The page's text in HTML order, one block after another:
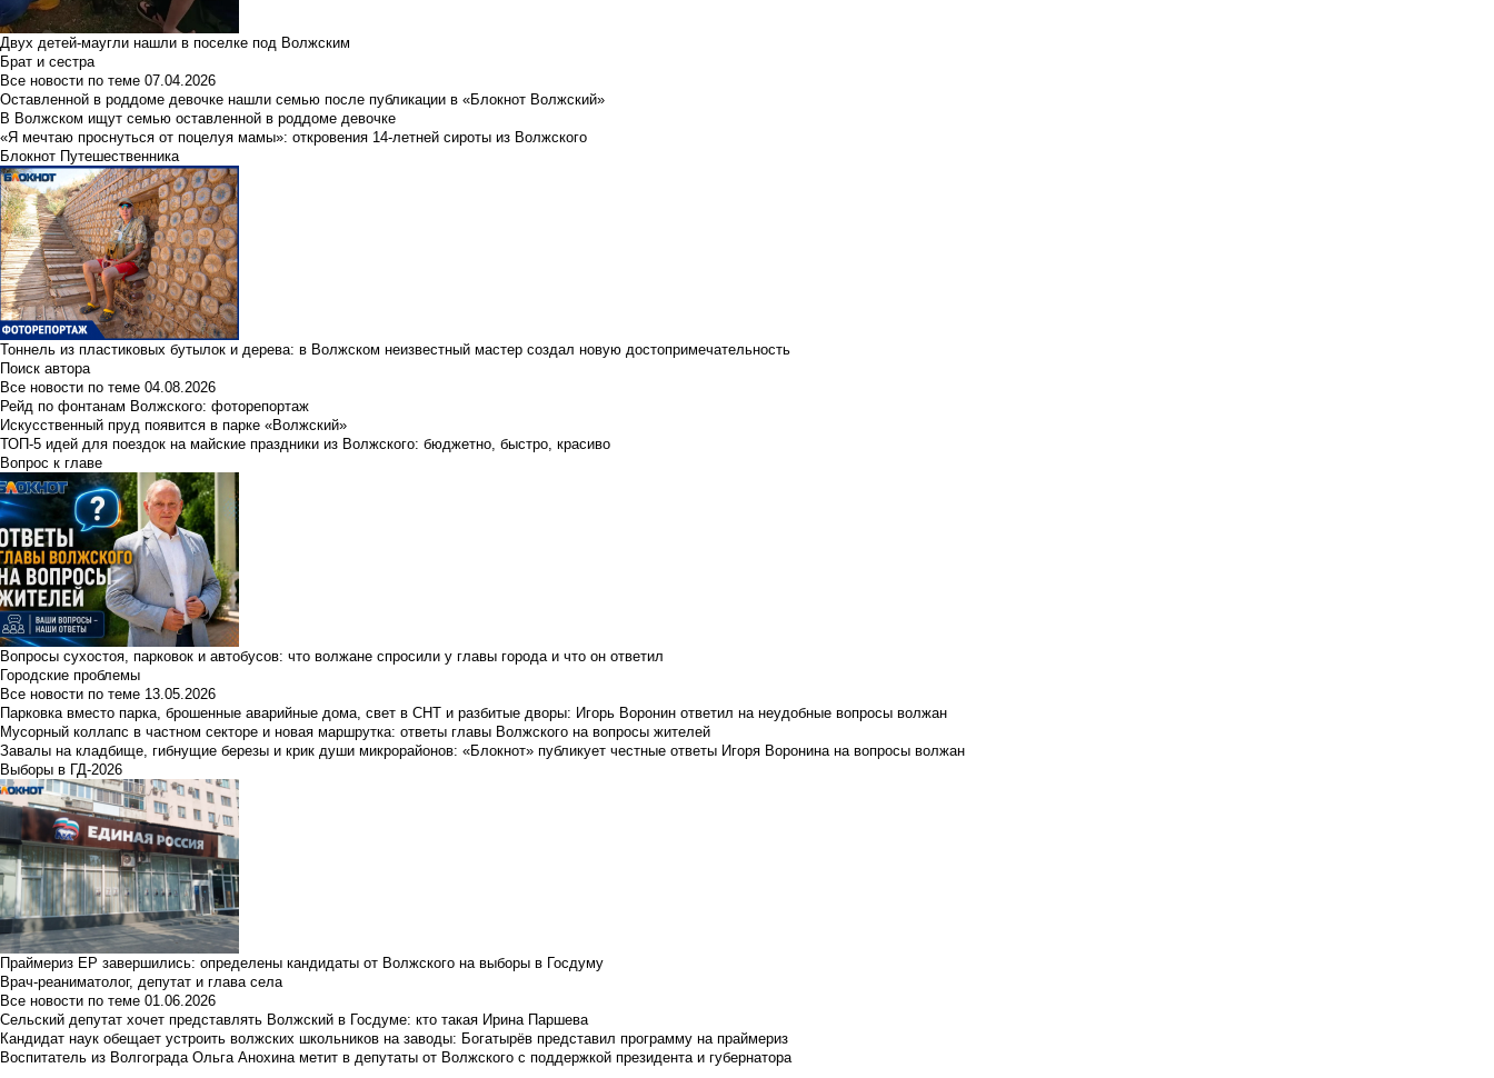
Двух детей-маугли нашли в поселке под Волжским
Брат и сестра
Все новости по теме 07.04.2026
Оставленной в роддоме девочке нашли семью после публикации в «Блокнот Волжский»
В Волжском ищут семью оставленной в роддоме девочке
«Я мечтаю проснуться от поцелуя мамы»: откровения 14-летней сироты из Волжского
Блокнот Путешественника
Тоннель из пластиковых бутылок и дерева: в Волжском неизвестный мастер создал новую достопримечательность
Поиск автора
Все новости по теме 04.08.2026
Рейд по фонтанам Волжского: фоторепортаж
Искусственный пруд появится в парке «Волжский»
ТОП-5 идей для поездок на майские праздники из Волжского: бюджетно, быстро, красиво
Вопрос к главе
Вопросы сухостоя, парковок и автобусов: что волжане спросили у главы города и что он ответил
Городские проблемы
Все новости по теме 13.05.2026
Парковка вместо парка, брошенные аварийные дома, свет в СНТ и разбитые дворы: Игорь Воронин ответил на неудобные вопросы волжан
Мусорный коллапс в частном секторе и новая маршрутка: ответы главы Волжского на вопросы жителей
Завалы на кладбище, гибнущие березы и крик души микрорайонов: «Блокнот» публикует честные ответы Игоря Воронина на вопросы волжан
Выборы в ГД-2026
Праймериз ЕР завершились: определены кандидаты от Волжского на выборы в Госдуму
Врач-реаниматолог, депутат и глава села
Все новости по теме 01.06.2026
Сельский депутат хочет представлять Волжский в Госдуме: кто такая Ирина Паршева
Кандидат наук обещает устроить волжских школьников на заводы: Богатырёв представил программу на праймериз
Воспитатель из Волгограда Ольга Анохина метит в депутаты от Волжского с поддержкой президента и губернатора